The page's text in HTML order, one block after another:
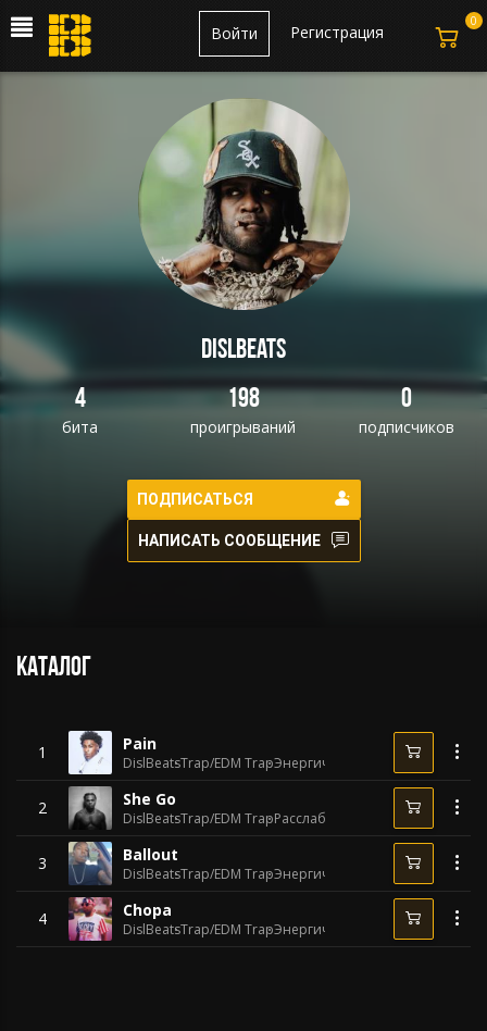
Регистрация
Войти
DislBeats
4
бита
198
проигрываний
0
подписчиков
ПОДПИСАТЬСЯ
НАПИСАТЬ СООБЩЕНИЕ
Каталог
1 Pain
DislBeatsTrap/EDM TrapЭнергичный 170 BPM
2 She Go
DislBeatsTrap/EDM TrapРасслабляющий 125 BPM
3 Ballout
DislBeatsTrap/EDM TrapЭнергичный 150 BPM
4 Chopa
DislBeatsTrap/EDM TrapЭнергичный 152 BPM
0